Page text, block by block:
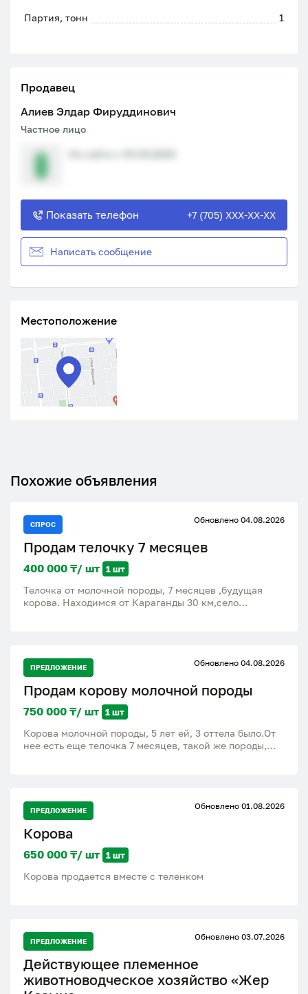
Партия, тонн 1
Продавец
Алиев Элдар Фируддинович
Частное лицо
Показать телефон +7 (705) XXX-XX-XX
Написать сообщение
Местоположение
Похожие объявления
СПРОС Обновлено 04.08.2026
Продам телочку 7 месяцев
400 000 ₸/ шт 1 шт
Телочка от молочной породы, 7 месяцев ,будущая
корова. Находимся от Караганды 30 км,село
ПРЕДЛОЖЕНИЕ Обновлено 04.08.2026
Продам корову молочной породы
750 000 ₸/ шт 1 шт
Корова молочной породы, 5 лет ей, 3 оттела было.От
нее есть еще телочка 7 месяцев, такой же породы,
ПРЕДЛОЖЕНИЕ Обновлено 01.08.2026
Корова
650 000 ₸/ шт 1 шт
Корова продается вместе с теленком
ПРЕДЛОЖЕНИЕ Обновлено 03.07.2026
Действующее племенное
животноводческое хозяйство «Жер